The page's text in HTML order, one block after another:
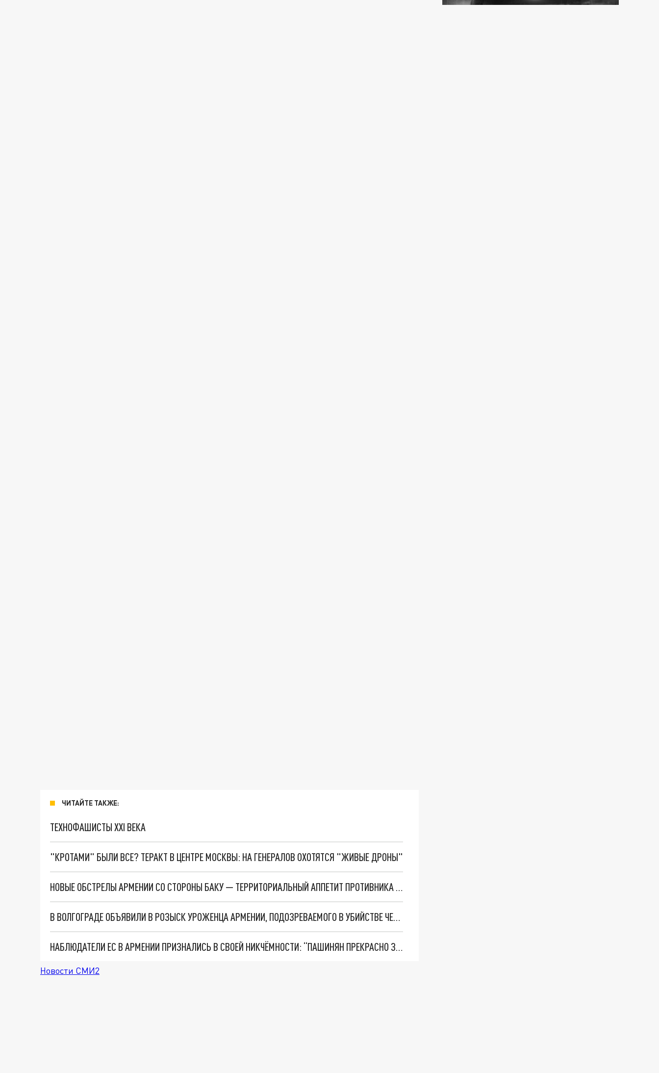
ЧИТАЙТЕ ТАКЖЕ:
ТЕХНОФАШИСТЫ XXI ВЕКА
"КРОТАМИ" БЫЛИ ВСЕ? ТЕРАКТ В ЦЕНТРЕ МОСКВЫ: НА ГЕНЕРАЛОВ ОХОТЯТСЯ "ЖИВЫЕ ДРОНЫ"
НОВЫЕ ОБСТРЕЛЫ АРМЕНИИ СО СТОРОНЫ БАКУ — ТЕРРИТОРИАЛЬНЫЙ АППЕТИТ ПРОТИВНИКА РАСТЁТ
В ВОЛГОГРАДЕ ОБЪЯВИЛИ В РОЗЫСК УРОЖЕНЦА АРМЕНИИ, ПОДОЗРЕВАЕМОГО В УБИЙСТВЕ ЧЕЛОВЕКА
НАБЛЮДАТЕЛИ ЕС В АРМЕНИИ ПРИЗНАЛИСЬ В СВОЕЙ НИКЧЁМНОСТИ: “ПАШИНЯН ПРЕКРАСНО ЗНАЛ”
Новости СМИ2